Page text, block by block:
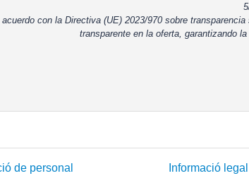
acuerdo con la Directiva (UE) 2023/970 sobre
transparente en la oferta, garantizando
de personal Informació legal